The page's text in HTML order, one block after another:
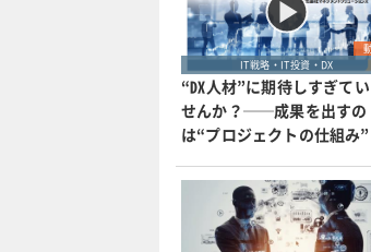
IT戦略・IT投資・DX
“DX人材”に期待しすぎて
せんか？──成果を出すの
は“プロジェクトの仕組み”